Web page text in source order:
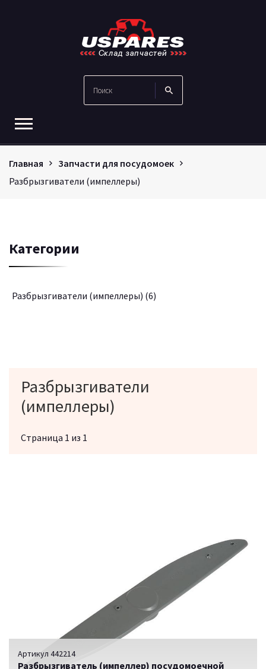
Главная
Запчасти для посудомоек
Разбрызгиватели (импеллеры)
Категории
Разбрызгиватели (импеллеры) (6)
Разбрызгиватели
(импеллеры)
Страница 1 из 1
Артикул 442214
Разбрызгиватель (импеллер) посудомоечной